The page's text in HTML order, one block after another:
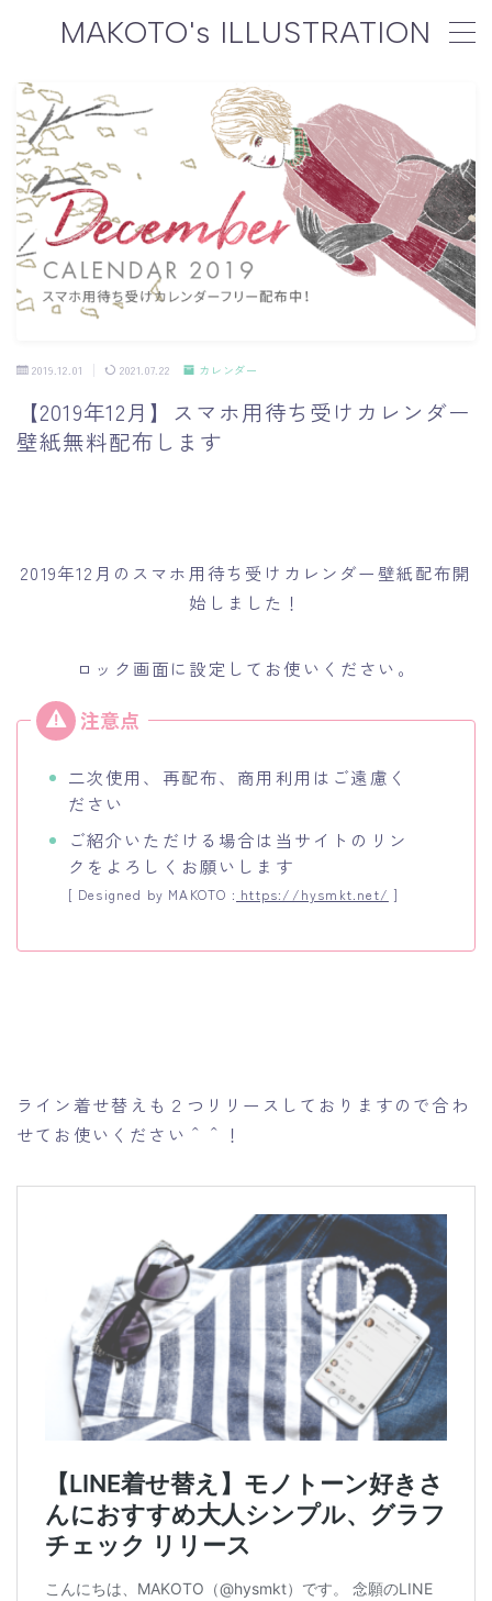
MAKOTO's ILLUSTRATION
MENU
WORKS
GALLERY
PROFILE プロフィール
2019.12.01 2021.07.22 カレンダー
【2019年12月】スマホ用待ち受けカレンダー
壁紙無料配布します
2019年12月のスマホ用待ち受けカレンダー壁紙配布開
始しました！
ロック画面に設定してお使いください。
二次使用、再配布、商用利用はご遠慮く
ださい
ご紹介いただける場合は当サイトのリン
クをよろしくお願いします
[ Designed by MAKOTO : https://hysmkt.net/ ]
ライン着せ替えも２つリリースしておりますので合わ
せてお使いください＾＾！